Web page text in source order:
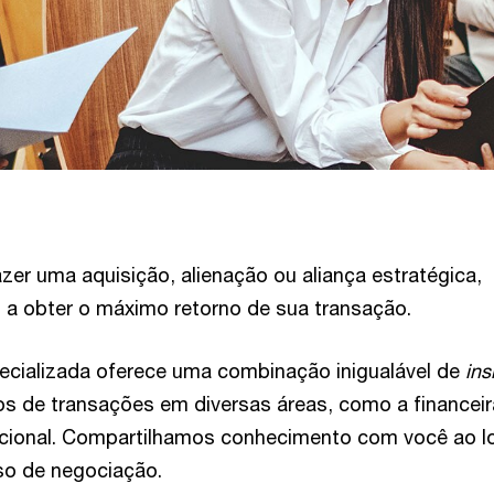
uma aquisição, alienação ou aliança estratégica,
obter o máximo retorno de sua transação.
oferece uma combinação inigualável de
de transações em diversas áreas, como a
Compartilhamos conhecimento com você ao
de negociação.